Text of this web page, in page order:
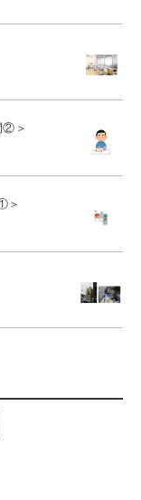
②＞
＞